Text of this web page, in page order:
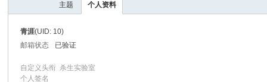
主题 个人资料
青涯(UID: 10)
邮箱状态
已验证
自定义头衔 杀生实验室
个人签名